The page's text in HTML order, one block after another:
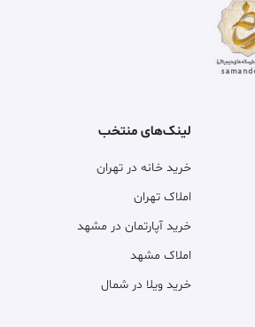
لینک‌های منتخب
خرید خانه در تهران
املاک تهران
خرید آپارتمان در مشهد
املاک مشهد
خرید ویلا در شمال